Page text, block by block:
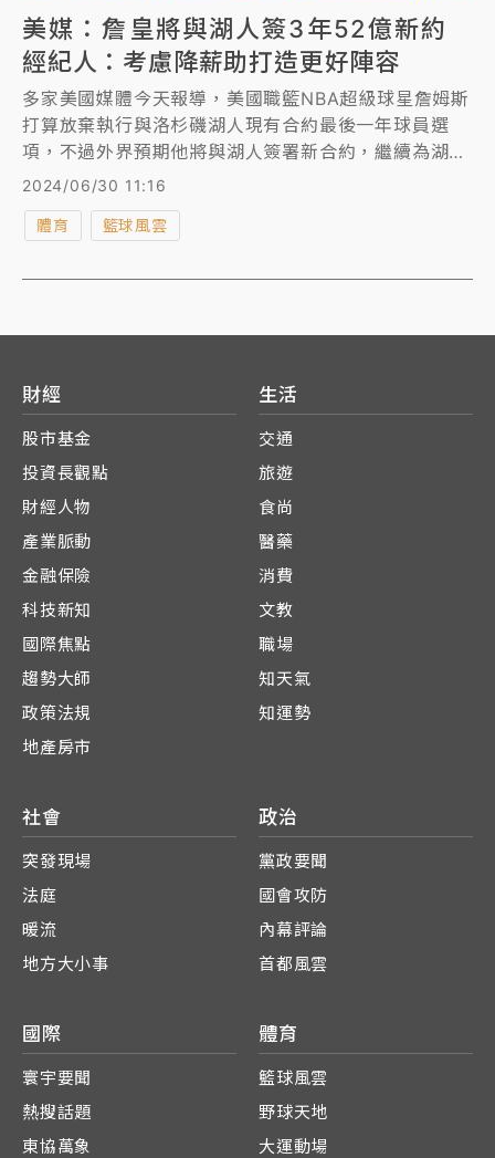
美媒：詹皇將與湖人簽3年52億新約
經紀人：考慮降薪助打造更好陣容
多家美國媒體今天報導，美國職籃NBA超級球星詹姆斯
打算放棄執行與洛杉磯湖人現有合約最後一年球員選
項，不過外界預期他將與湖人簽署新合約，繼續為湖人
效力。
2024/06/30 11:16
體育 籃球風雲
財經
股市基金
投資長觀點
財經人物
產業脈動
金融保險
科技新知
國際焦點
趨勢大師
政策法規
地產房市
生活
交通
旅遊
食尚
醫藥
消費
文教
職場
知天氣
知運勢
社會
突發現場
法庭
暖流
地方大小事
政治
黨政要聞
國會攻防
內幕評論
首都風雲
國際
寰宇要聞
熱搜話題
東協萬象
體育
籃球風雲
野球天地
大運動場